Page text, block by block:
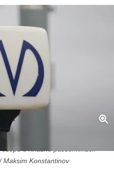
Maksim Konstantinov